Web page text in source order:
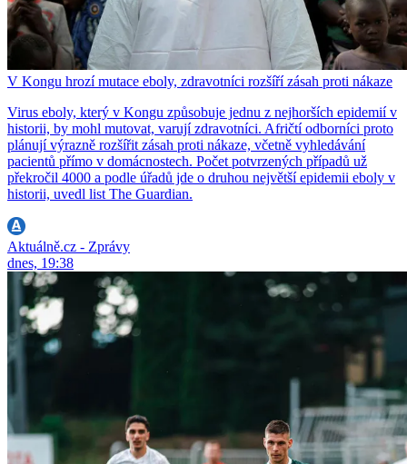
V Kongu hrozí mutace eboly, zdravotníci rozšíří zásah proti nákaze
Virus eboly, který v Kongu způsobuje jednu z nejhorších epidemií v
historii, by mohl mutovat, varují zdravotníci. Afričtí odborníci proto
plánují výrazně rozšířit zásah proti nákaze, včetně vyhledávání
pacientů přímo v domácnostech. Počet potvrzených případů už
překročil 4000 a podle úřadů jde o druhou největší epidemii eboly v
historii, uvedl list The Guardian.
Aktuálně.cz - Zprávy
dnes, 19:38